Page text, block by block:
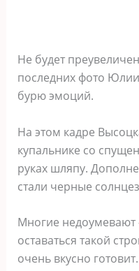
Не будет
последних фото
бурю эмоций.
На этом кадре
купальнике со
руках шляпу.
стали черные
Многие недоумевают
оставаться такой
очень вкусно готовит.